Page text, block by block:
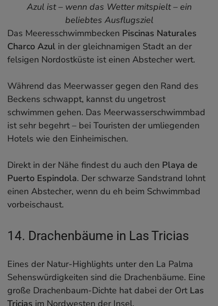
Azul ist – wenn das Wetter mitspielt – ein
beliebtes Ausflugsziel
Das Meeresschwimmbecken Piscinas Naturales
Charco Azul in der gleichnamigen Stadt an der
felsigen Nordostküste ist einen Abstecher wert.
Während das Meerwasser gegen den Rand des
Beckens schwappt, kannst du ungetrost
schwimmen gehen. Das Meerwasserschwimmbad
ist sehr begehrt – bei Touristen der umliegenden
Hotels wie den Einheimischen.
Direkt in der Nähe findest du auch den Playa de
Puerto Espindola. Der schwarze Sandstrand lohnt
einen Abstecher, wenn du eh beim Schwimmbad
vorbeischaust.
14. Drachenbäume in Las Tricias
Eines der Natur-Highlights unter den La Palma
Sehenswürdigkeiten sind die Drachenbäume. Eine
große Drachenbaum-Dichte hat dabei der Ort Las
Tricias im Nordwesten der Insel.